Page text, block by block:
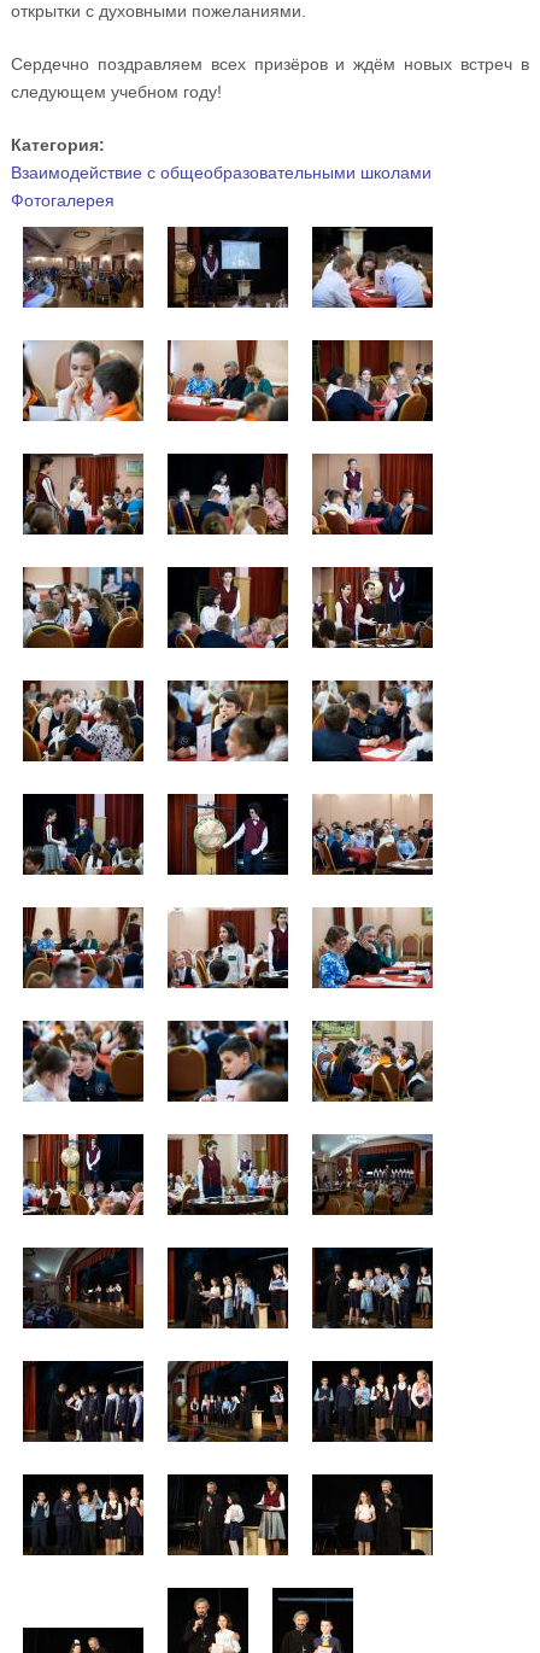
открытки с духовными пожеланиями.
Сердечно поздравляем всех призёров и ждём новых встреч в
следующем учебном году!
Категория:
Взаимодействие с общеобразовательными школами
Фотогалерея